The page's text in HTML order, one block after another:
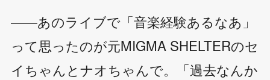
――あのライブで「音楽経験あるなあ」
って思ったのが元MIGMA SHELTERのセ
イちゃんとナオちゃんで。「過去なんか